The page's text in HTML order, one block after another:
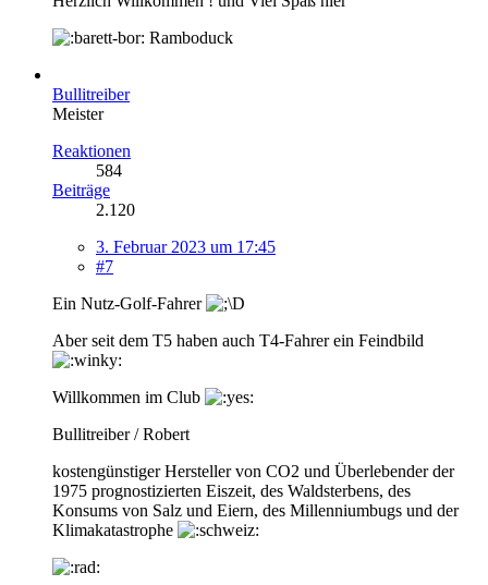
Ramboduck
Bullitreiber
Meister
Reaktionen
584
Beiträge
2.120
3. Februar 2023 um 17:45
#7
Ein Nutz-Golf-Fahrer
Aber seit dem T5 haben auch T4-Fahrer ein Feindbild
Willkommen im Club
Bullitreiber / Robert
kostengünstiger Hersteller von CO2 und Überlebender der
1975 prognostizierten Eiszeit, des Waldsterbens, des
Konsums von Salz und Eiern, des Millenniumbugs und der
Klimakatastrophe